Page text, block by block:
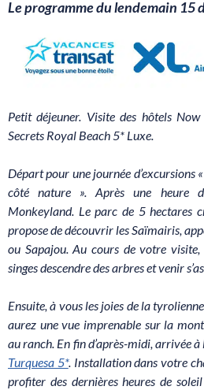
Le programme du lendemain 15
Petit déjeuner. Visite des hôtels
Secrets Royal Beach 5* Luxe.
Départ pour une journée d’excursions
côté nature ». Après une heure
Monkeyland. Le parc de 5 hectares
propose de découvrir les Saïmairis,
ou Sapajou. Au cours de votre
singes descendre des arbres et venir
Ensuite, à vous les joies de la
aurez une vue imprenable sur la
au ranch. En fin d’après-midi, arrivée à
Turquesa 5*. Installation dans votre
profiter des dernières heures de